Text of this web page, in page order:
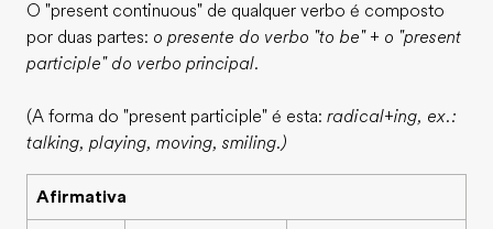
Sobre nós
Quem somos
Carreiras
Junte-se a nós
O "present continuous" de qualquer verbo é composto
por duas partes: o presente do verbo "to be" + o "present
participle" do verbo principal.
(A forma do "present participle" é esta: radical+ing, ex.:
talking, playing, moving, smiling.)
Afirmativa